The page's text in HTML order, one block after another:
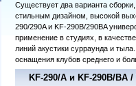
Существует два варианта
стильным дизайном, высокой
290/290A и KF-290B/290BA
применение в студиях, в
линий акустики сурраунда и
оснащения клубов среднего и
KF-290/A и KF-290B/BA